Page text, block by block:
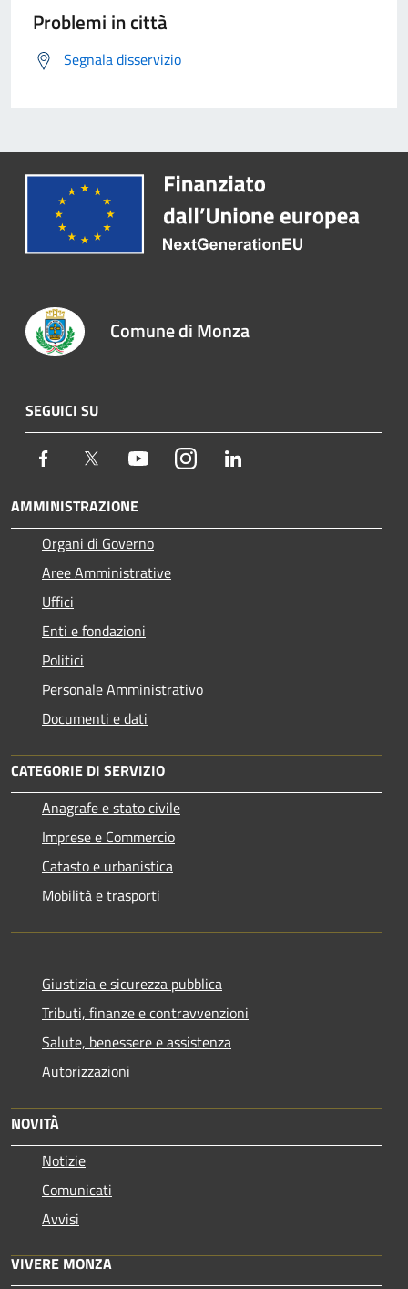
Problemi in città
Segnala disservizio
Comune di Monza
SEGUICI SU
Facebook Twitter YoutubeInstagram
AMMINISTRAZIONE
Organi di Governo
Aree Amministrative
Uffici
Enti e fondazioni
Politici
Personale Amministrativo
Documenti e dati
CATEGORIE DI SERVIZIO
Anagrafe e stato civile
Imprese e Commercio
Catasto e urbanistica
Mobilità e trasporti
Giustizia e sicurezza pubblica
Tributi, finanze e contravvenzioni
Salute, benessere e assistenza
Autorizzazioni
NOVITÀ
Notizie
Comunicati
Avvisi
VIVERE MONZA